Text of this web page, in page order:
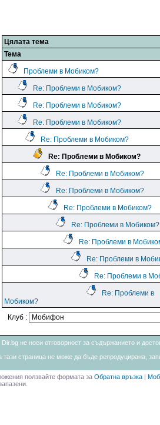
Цялата тема
Тема
Проблеми в Мобиком?
Re: Проблеми в Мобиком?
Re: Проблеми в Мобиком?
Re: Проблеми в Мобиком?
Re: Проблеми в Мобиком?
Re: Проблеми в Мобиком?
Re: Проблеми в Мобиком?
Re: Проблеми в Мобиком?
Re: Проблеми в Мобиком?
Re: Проблеми в Мобиком?
Re: Проблеми в
Re: Проблеми в
Re: Проблеми в
Re: Проблеми в
Мобиком?
Клуб :
не носи отговорност за съдържанието и
тази страница не може да бъде репродуцирана,
ползвайте формата за Обратна връзка |